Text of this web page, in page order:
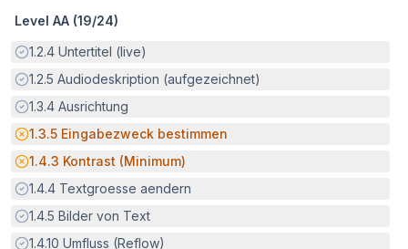
Level AA (19/24)
Erfüllt:
1.2.4 Untertitel (live)
Erfüllt:
1.2.5 Audiodeskription (aufgezeichnet)
Erfüllt:
1.3.4 Ausrichtung
Potenzielle Barriere:
1.3.5 Eingabezweck bestimmen
Potenzielle Barriere:
1.4.3 Kontrast (Minimum)
Erfüllt:
1.4.4 Textgroesse aendern
Erfüllt:
1.4.5 Bilder von Text
Erfüllt:
1.4.10 Umfluss (Reflow)